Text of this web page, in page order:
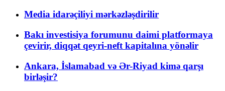
Media idarəçiliyi mərkəzləşdirilir
Bakı investisiya forumunu daimi platformaya
çevirir, diqqət qeyri-neft kapitalına yönəlir
Ankara, İslamabad və Ər-Riyad kimə qarşı
birləşir?